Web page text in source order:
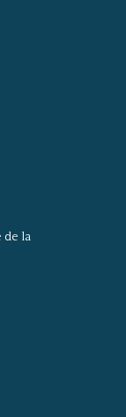
de la